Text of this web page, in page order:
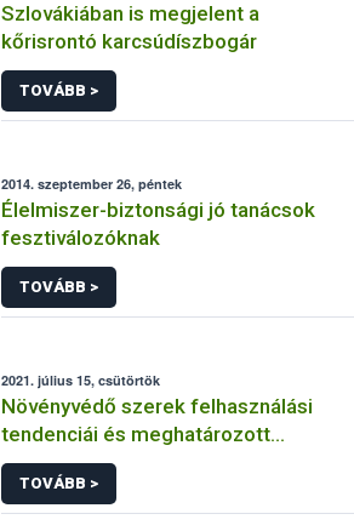
Szlovákiában is megjelent a
kőrisrontó karcsúdíszbogár
TOVÁBB >
2014. szeptember 26, péntek
Élelmiszer-biztonsági jó tanácsok
fesztiválozóknak
TOVÁBB >
2021. július 15, csütörtök
Növényvédő szerek felhasználási
tendenciái és meghatározott
prioritást élvező elemek a
fenntartható növényvédelem
érdekében
TOVÁBB >